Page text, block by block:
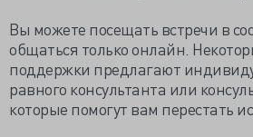
Вы можете посещать встречи в
общаться только онлайн.
поддержки предлагают
равного консультанта или
которые помогут вам перестать